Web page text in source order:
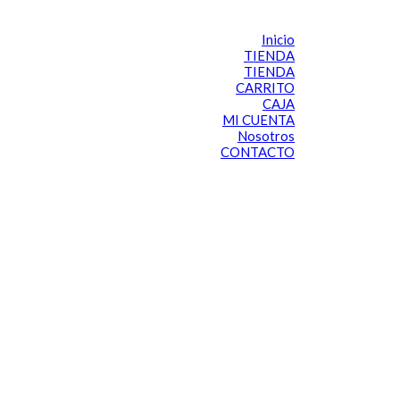
Inicio
TIENDA
TIENDA
CARRITO
CAJA
MI CUENTA
Nosotros
CONTACTO